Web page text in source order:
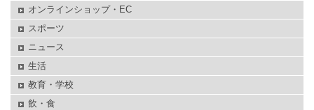
オンラインショップ・EC
スポーツ
ニュース
生活
教育・学校
飲・食